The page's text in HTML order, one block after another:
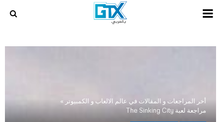
PRIMARY
أخر المراجعات و المقالات في عالم الالعاب و الكمبيوتر »
مراجعة لعبة The Sinking City